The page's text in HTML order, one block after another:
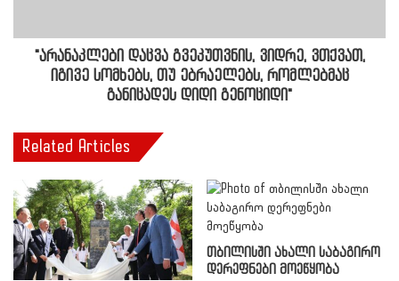
"არანაკლები დაცვა გვეკუთვნის, ვიდრე, ვთქვათ,
იგივე სომხებს, თუ ებრაელებს, რომლებმაც
განიცადეს დიდი გენოციდი"
Related Articles
თბილისში ახალი საბაგირო
დერეფნები მოეწყობა